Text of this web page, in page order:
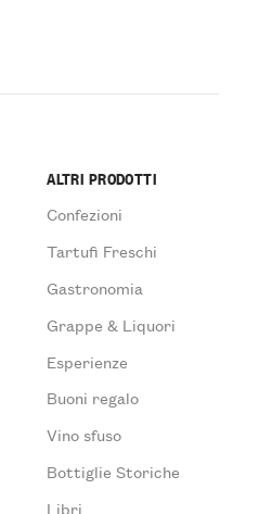
ALTRI PRODOTTI
Confezioni
Tartufi Freschi
Gastronomia
Grappe & Liquori
Esperienze
Buoni regalo
Vino sfuso
Bottiglie Storiche
Libri